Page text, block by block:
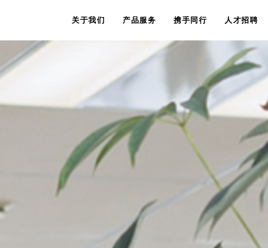
关于我们 产品服务 携手同行 人才招聘